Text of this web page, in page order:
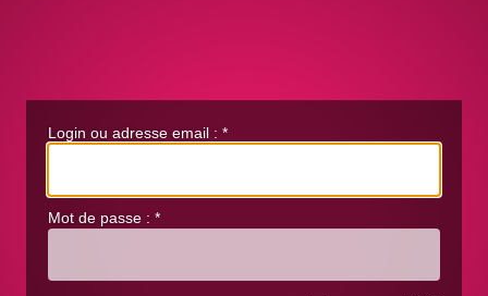
Login ou adresse email : *
Mot de passe : *